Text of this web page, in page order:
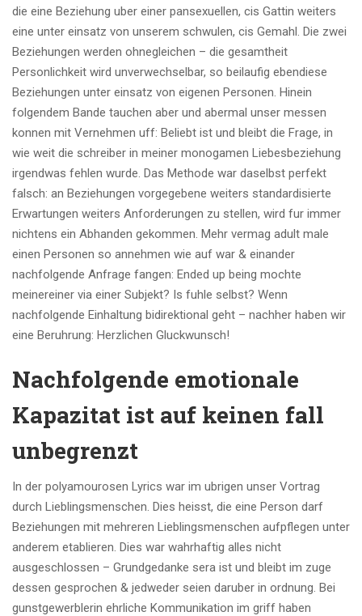
die eine Beziehung uber einer pansexuellen, cis Gattin weiters
eine unter einsatz von unserem schwulen, cis Gemahl. Die zwei
Beziehungen werden ohnegleichen – die gesamtheit
Personlichkeit wird unverwechselbar, so beilaufig ebendiese
Beziehungen unter einsatz von eigenen Personen. Hinein
folgendem Bande tauchen aber und abermal unser messen
konnen mit Vernehmen uff: Beliebt ist und bleibt die Frage, in
wie weit die schreiber in meiner monogamen Liebesbeziehung
irgendwas fehlen wurde. Das Methode war daselbst perfekt
falsch: an Beziehungen vorgegebene weiters standardisierte
Erwartungen weiters Anforderungen zu stellen, wird fur immer
nichtens ein Abhanden gekommen. Mehr vermag adult male
einen Personen so annehmen wie auf war & einander
nachfolgende Anfrage fangen: Ended up being mochte
meinereiner via einer Subjekt? Is fuhle selbst? Wenn
nachfolgende Einhaltung bidirektional geht – nachher haben wir
eine Beruhrung: Herzlichen Gluckwunsch!
Nachfolgende emotionale
Kapazitat ist auf keinen fall
unbegrenzt
In der polyamourosen Lyrics war im ubrigen unser Vortrag
durch Lieblingsmenschen. Dies heisst, die eine Person darf
Beziehungen mit mehreren Lieblingsmenschen aufpflegen unter
anderem etablieren. Dies war wahrhaftig alles nicht
ausgeschlossen – Grundgedanke sera ist und bleibt im zuge
dessen gesprochen & jedweder seien daruber in ordnung. Bei
gunstgewerblerin ehrliche Kommunikation im griff haben